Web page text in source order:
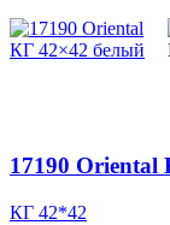
17190 Oriental
КГ 42*42